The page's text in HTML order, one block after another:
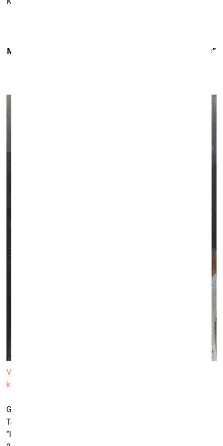
Maijas Noras Tabakas personālizstāde “Iedomu prieks”
Volfs Fostels. Maijas Tabakas portrets. 1978. Zuzānu
kolekcija
Galerijā “Mans’s” no 5. aprīļa līdz 25. jūlijam skatāma Maijas
Tabakas 85. jubilejas gada vērienīga personālizstāde
“Iedomu prieks”. Izstādīti 80 darbi, kas radīti no 1982. līdz